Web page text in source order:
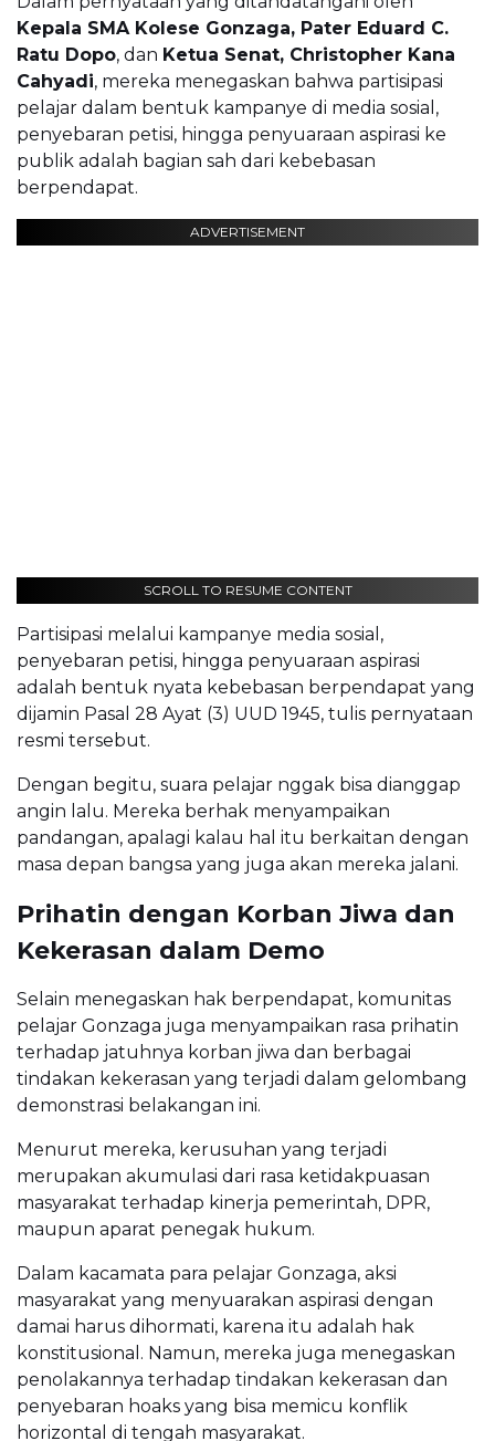
Kepala SMA Kolese Gonzaga, Pater Eduard C.
Ratu Dopo, dan Ketua Senat, Christopher Kana
Cahyadi, mereka menegaskan bahwa partisipasi
pelajar dalam bentuk kampanye di media sosial,
penyebaran petisi, hingga penyuaraan aspirasi ke
publik adalah bagian sah dari kebebasan
berpendapat.
ADVERTISEMENT
SCROLL TO RESUME CONTENT
Partisipasi melalui kampanye media sosial,
penyebaran petisi, hingga penyuaraan aspirasi
adalah bentuk nyata kebebasan berpendapat yang
dijamin Pasal 28 Ayat (3) UUD 1945, tulis pernyataan
resmi tersebut.
Dengan begitu, suara pelajar nggak bisa dianggap
angin lalu. Mereka berhak menyampaikan
pandangan, apalagi kalau hal itu berkaitan dengan
masa depan bangsa yang juga akan mereka jalani.
Prihatin dengan Korban Jiwa dan
Kekerasan dalam Demo
Selain menegaskan hak berpendapat, komunitas
pelajar Gonzaga juga menyampaikan rasa prihatin
terhadap jatuhnya korban jiwa dan berbagai
tindakan kekerasan yang terjadi dalam gelombang
demonstrasi belakangan ini.
Menurut mereka, kerusuhan yang terjadi
merupakan akumulasi dari rasa ketidakpuasan
masyarakat terhadap kinerja pemerintah, DPR,
maupun aparat penegak hukum.
Dalam kacamata para pelajar Gonzaga, aksi
masyarakat yang menyuarakan aspirasi dengan
damai harus dihormati, karena itu adalah hak
konstitusional. Namun, mereka juga menegaskan
penolakannya terhadap tindakan kekerasan dan
penyebaran hoaks yang bisa memicu konflik
horizontal di tengah masyarakat.